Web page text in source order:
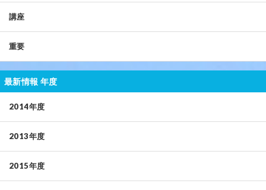
講座
重要
最新情報 年度
2014年度
2013年度
2015年度